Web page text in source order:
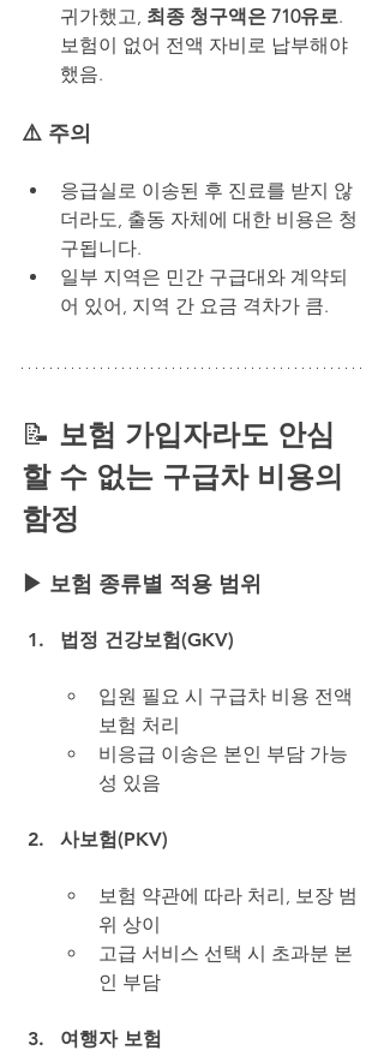
귀가했고, 최종 청구액은 710유로.
보험이 없어 전액 자비로 납부해야
했음.
⚠️ 주의
응급실로 이송된 후 진료를 받지 않
더라도, 출동 자체에 대한 비용은 청
구됩니다.
일부 지역은 민간 구급대와 계약되
어 있어, 지역 간 요금 격차가 큼.
📝 보험 가입자라도 안심
할 수 없는 구급차 비용의
함정
▶ 보험 종류별 적용 범위
법정 건강보험(GKV)
입원 필요 시 구급차 비용 전액
보험 처리
비응급 이송은 본인 부담 가능
성 있음
사보험(PKV)
보험 약관에 따라 처리, 보장 범
위 상이
고급 서비스 선택 시 초과분 본
인 부담
여행자 보험